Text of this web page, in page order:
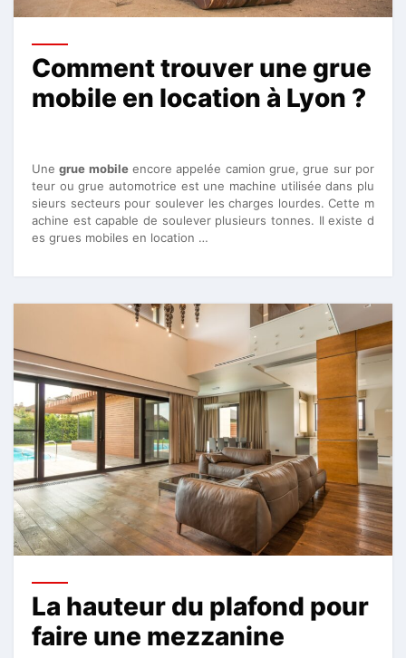
Comment trouver une grue
mobile en location à Lyon ?
Unegrue mobileencore appelée camion grue, grue sur por
teur ou grue automotrice est une machine utilisée dans plu
sieurs secteurs pour soulever les charges lourdes. Cette m
achine est capable de soulever plusieurs tonnes. Il existe d
es grues mobiles en location …
La hauteur du plafond pour
faire une mezzanine